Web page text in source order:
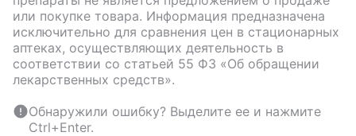
или покупке товара. Информация предназначена
исключительно для сравнения цен в стационарных
аптеках, осуществляющих деятельность в
соответствии со статьей 55 ФЗ «Об обращении
лекарственных средств».
Обнаружили ошибку? Выделите ее и нажмите
Ctrl+Enter.